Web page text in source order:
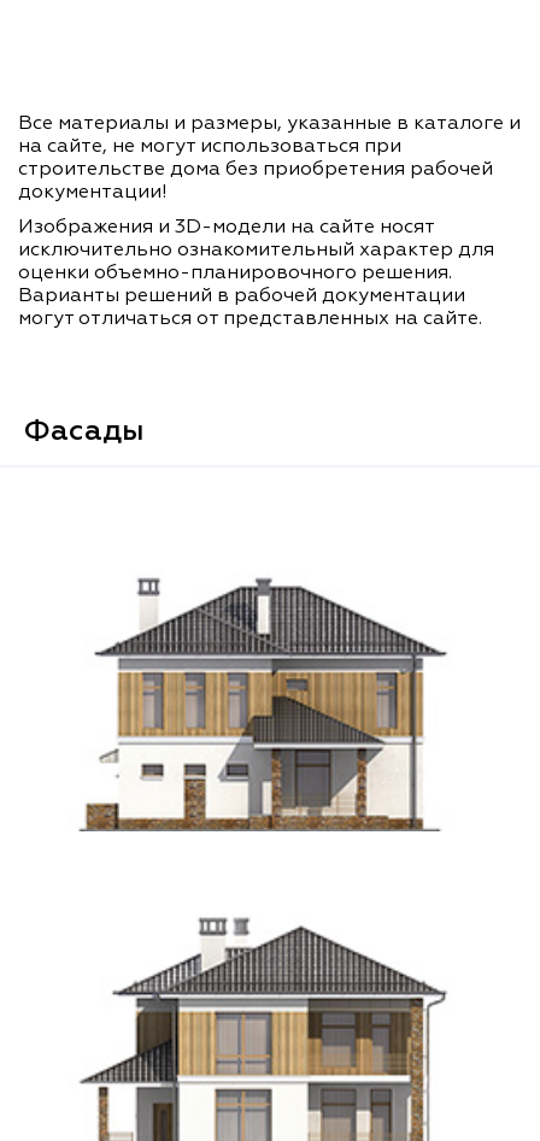
Все материалы и размеры, указанные в каталоге и
на сайте, не могут использоваться при
строительстве дома без приобретения рабочей
документации!
Изображения и 3D-модели на сайте носят
исключительно ознакомительный характер для
оценки объемно-планировочного решения.
Варианты решений в рабочей документации
могут отличаться от представленных на сайте.
Фасады